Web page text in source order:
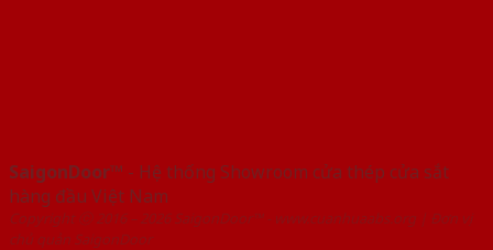
SaigonDoor™ - Hệ thống Showroom cửa thép cửa sắt
hàng đầu Việt Nam
Copyright ⓒ 2016 – 2026 SaigonDoor™ - www.cuanhuaabs.org | Đơn vị
chủ quản SaigonDoor